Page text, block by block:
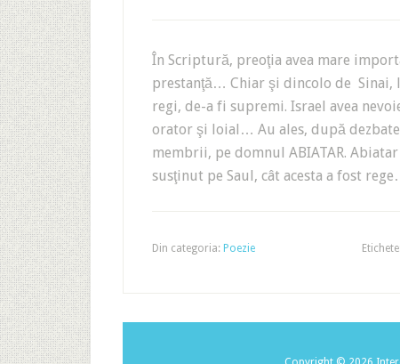
În Scriptură, preoţia avea mare
prestanţă… Chiar şi dincolo de Sinai,
regi, de-a fi supremi. Israel avea
orator şi loial… Au ales, după
membrii, pe domnul ABIATAR.
susţinut pe Saul, cât acesta a fost
Din categoria: Poezie Etichete: